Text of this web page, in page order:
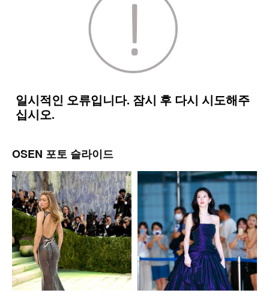
OSEN 포토 슬라이드